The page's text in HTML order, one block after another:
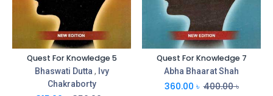
Quest For Knowledge 5
Bhaswati Dutta, Ivy
Chakraborty
Quest For Knowledge 7
Abha Bhaarat Shah
360.00 ৳ 400.00৳